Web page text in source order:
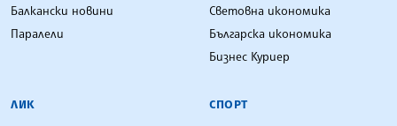
Балкански новини
Паралели
Световна икономика
Българска икономика
Бизнес Куриер
ЛИК СПОРТ